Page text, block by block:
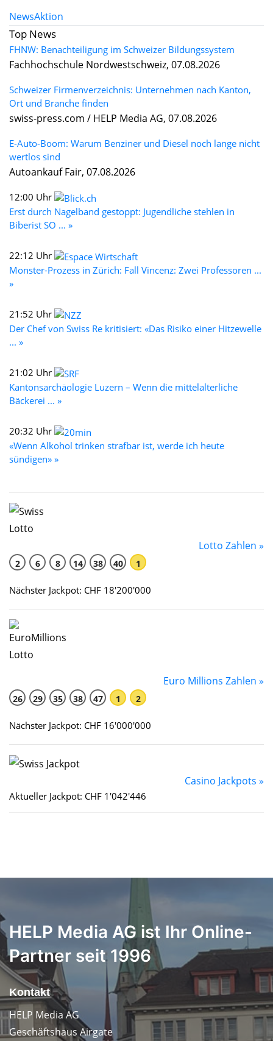
NewsAktion
Top News
FHNW: Benachteiligung im Schweizer Bildungssystem
Fachhochschule Nordwestschweiz, 07.08.2026
Schweizer Firmenverzeichnis: Unternehmen nach Kanton,
Ort und Branche finden
swiss-press.com / HELP Media AG, 07.08.2026
E-Auto-Boom: Warum Benziner und Diesel noch lange nicht
wertlos sind
Autoankauf Fair, 07.08.2026
12:00 Uhr
Erst durch Nagelband gestoppt: Jugendliche stehlen in
Biberist SO ... »
22:12 Uhr
Monster-Prozess in Zürich: Fall Vincenz: Zwei Professoren ...
»
21:52 Uhr
Der Chef von Swiss Re kritisiert: «Das Risiko einer Hitzewelle
... »
21:02 Uhr
Kantonsarchäologie Luzern – Wenn die mittelalterliche
Bäckerei ... »
20:32 Uhr
«Wenn Alkohol trinken strafbar ist, werde ich heute
sündigen» »
Lotto Zahlen »
2 6 8 14 38 40 1
Nächster Jackpot: CHF 18'200'000
Euro Millions Zahlen »
26 29 35 38 47 1 2
Nächster Jackpot: CHF 16'000'000
Casino Jackpots »
Aktueller Jackpot: CHF 1'042'446
HELP Media AG ist Ihr Online-
Partner seit 1996
Kontakt
HELP Media AG
Geschäftshaus Airgate